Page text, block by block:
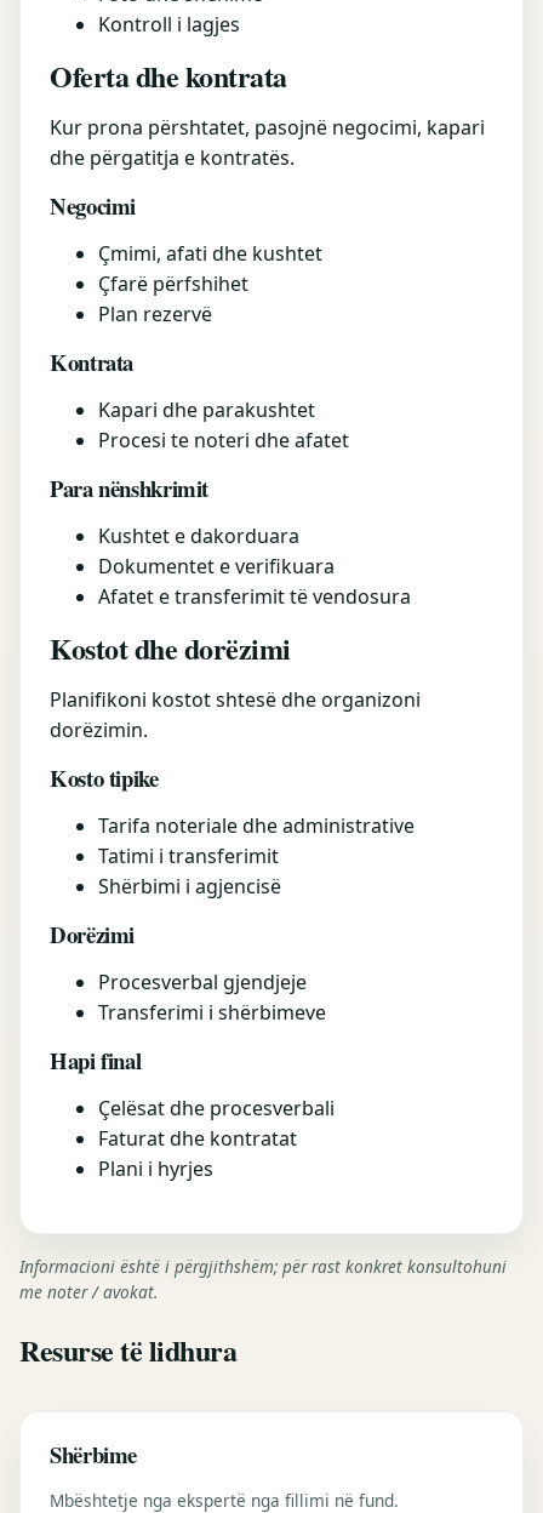
Kontroll i lagjes
Oferta dhe kontrata
Kur prona përshtatet, pasojnë negocimi, kapari
dhe përgatitja e kontratës.
Negocimi
Çmimi, afati dhe kushtet
Çfarë përfshihet
Plan rezervë
Kontrata
Kapari dhe parakushtet
Procesi te noteri dhe afatet
Para nënshkrimit
Kushtet e dakorduara
Dokumentet e verifikuara
Afatet e transferimit të vendosura
Kostot dhe dorëzimi
Planifikoni kostot shtesë dhe organizoni
dorëzimin.
Kosto tipike
Tarifa noteriale dhe administrative
Tatimi i transferimit
Shërbimi i agjencisë
Dorëzimi
Procesverbal gjendjeje
Transferimi i shërbimeve
Hapi final
Çelësat dhe procesverbali
Faturat dhe kontratat
Plani i hyrjes
Informacioni është i përgjithshëm; për rast konkret konsultohuni
me noter / avokat.
Resurse të lidhura
Shërbime
Mbështetje nga ekspertë nga fillimi në fund.